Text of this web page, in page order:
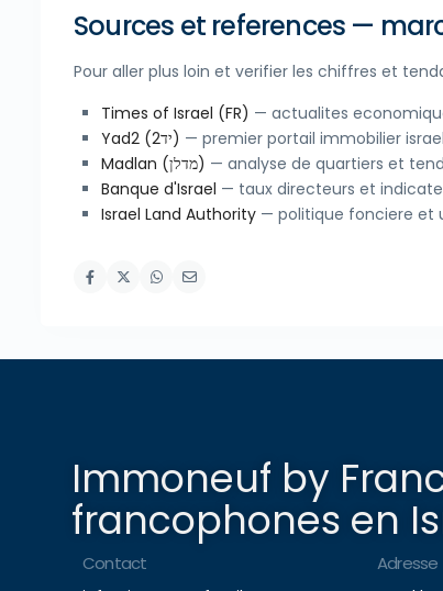
Sources et references —
Pour aller plus loin et verifier les chiffres et
Times of Israel (FR) — actualites
Yad2 (יד2) — premier portail immobilier
Madlan (מדלן) — analyse de quartiers et
Banque d'Israel — taux directeurs et
Israel Land Authority — politique fonciere et
Immoneuf by
francophones en
Contact Adresse